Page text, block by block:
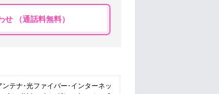
（通話料無料）
テナ･光ファイバー･インターネッ